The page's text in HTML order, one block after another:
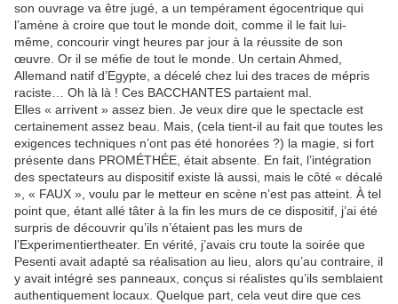
son ouvrage va être jugé, a un tempérament égocentrique qui
l’amène à croire que tout le monde doit, comme il le fait lui-
même, concourir vingt heures par jour à la réussite de son
œuvre. Or il se méfie de tout le monde. Un certain Ahmed,
Allemand natif d’Egypte, a décelé chez lui des traces de mépris
raciste… Oh là là ! Ces BACCHANTES partaient mal.
Elles « arrivent » assez bien. Je veux dire que le spectacle est
certainement assez beau. Mais, (cela tient-il au fait que toutes les
exigences techniques n’ont pas été honorées ?) la magie, si fort
présente dans PROMÉTHÉE, était absente. En fait, l’intégration
des spectateurs au dispositif existe là aussi, mais le côté « décalé
», « FAUX », voulu par le metteur en scène n’est pas atteint. À tel
point que, étant allé tâter à la fin les murs de ce dispositif, j’ai été
surpris de découvrir qu’ils n’étaient pas les murs de
l’Experimentiertheater. En vérité, j’avais cru toute la soirée que
Pesenti avait adapté sa réalisation au lieu, alors qu’au contraire, il
y avait intégré ses panneaux, conçus si réalistes qu’ils semblaient
authentiquement locaux. Quelque part, cela veut dire que ces